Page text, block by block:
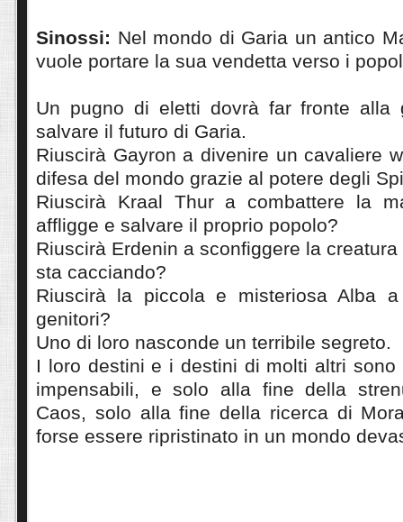
Sinossi: Nel mondo di Garia un antico
vuole portare la sua vendetta verso i
Un pugno di eletti dovrà far fronte alla
salvare il futuro di Garia.
Riuscirà Gayron a divenire un cavaliere
difesa del mondo grazie al potere degli
Riuscirà Kraal Thur a combattere la
affligge e salvare il proprio popolo?
Riuscirà Erdenin a sconfiggere la
sta cacciando?
Riuscirà la piccola e misteriosa Alba
genitori?
Uno di loro nasconde un terribile segreto.
I loro destini e i destini di molti altri sono
impensabili, e solo alla fine della
Caos, solo alla fine della ricerca di
forse essere ripristinato in un mondo